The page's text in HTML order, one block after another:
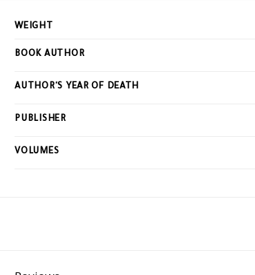
WEIGHT
BOOK AUTHOR
AUTHOR'S YEAR OF DEATH
PUBLISHER
VOLUMES